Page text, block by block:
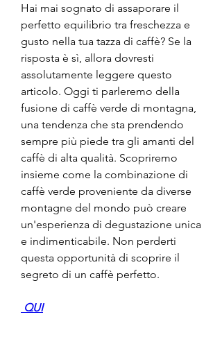
Hai mai sognato di assaporare il
perfetto equilibrio tra freschezza e
gusto nella tua tazza di caffè? Se la
risposta è sì, allora dovresti
assolutamente leggere questo
articolo. Oggi ti parleremo della
fusione di caffè verde di montagna,
una tendenza che sta prendendo
sempre più piede tra gli amanti del
caffè di alta qualità. Scopriremo
insieme come la combinazione di
caffè verde proveniente da diverse
montagne del mondo può creare
un'esperienza di degustazione unica
e indimenticabile. Non perderti
questa opportunità di scoprire il
segreto di un caffè perfetto.
QUI